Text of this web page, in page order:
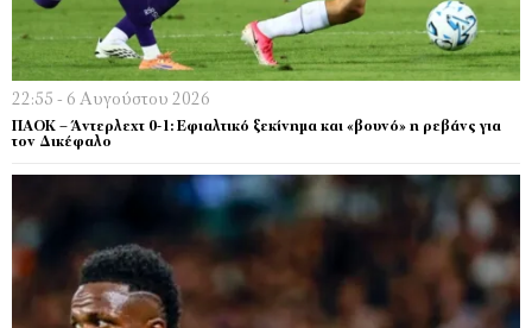
22:55 - 6 Αυγούστου 2026
ΠΑΟΚ – Άντερλεχτ 0-1: Εφιαλτικό ξεκίνημα και «βουνό» η ρεβάνς για
τον Δικέφαλο